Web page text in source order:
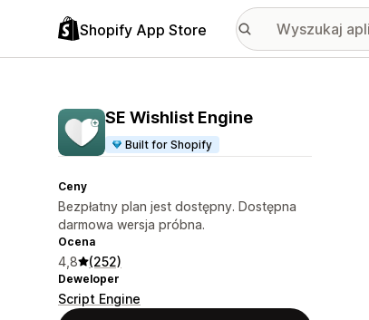
Shopify App Store
SE Wishlist Engine
Built for Shopify
Ceny
Bezpłatny plan jest dostępny. Dostępna
darmowa wersja próbna.
Ocena
4,8 (252)
Deweloper
Script Engine